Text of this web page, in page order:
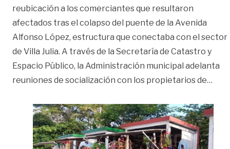
reubicación a los comerciantes que resultaron
afectados tras el colapso del puente de la Avenida
Alfonso López, estructura que conectaba con el sector
de Villa Julia. A través de la Secretaría de Catastro y
Espacio Público, la Administración municipal adelanta
reuniones de socialización con los propietarios de…